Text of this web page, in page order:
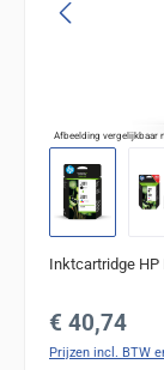
Afbeelding vergelijkbaar
Inktcartridge HP
Normale prijs:
€ 40,74
Prijzen incl. BTW